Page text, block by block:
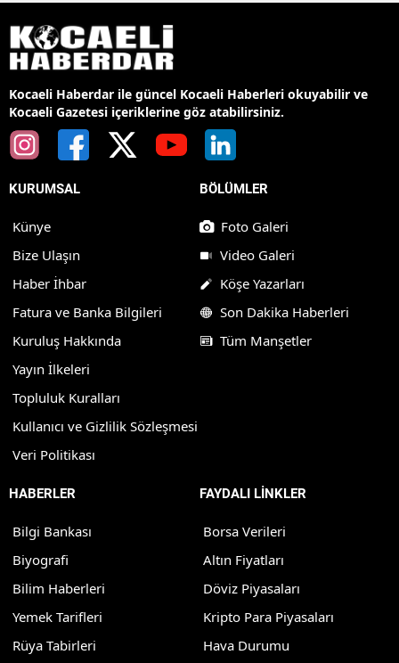
Kocaeli Haberdar ile güncel Kocaeli Haberleri okuyabilir ve
Kocaeli Gazetesi içeriklerine göz atabilirsiniz.
KURUMSAL
Künye
Bize Ulaşın
Haber İhbar
Fatura ve Banka Bilgileri
Kuruluş Hakkında
Yayın İlkeleri
Topluluk Kuralları
Kullanıcı ve Gizlilik Sözleşmesi
Veri Politikası
BÖLÜMLER
Foto Galeri
Video Galeri
Köşe Yazarları
Son Dakika Haberleri
Tüm Manşetler
HABERLER
Bilgi Bankası
Biyografi
Bilim Haberleri
Yemek Tarifleri
Rüya Tabirleri
FAYDALI LİNKLER
Borsa Verileri
Altın Fiyatları
Döviz Piyasaları
Kripto Para Piyasaları
Hava Durumu